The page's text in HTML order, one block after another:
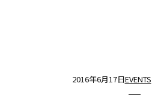
2016年6月17日EVENTS